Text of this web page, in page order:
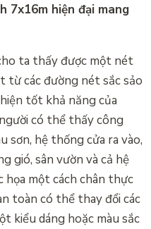
7x16m hiện đại mang
ta thấy được một nét
các đường nét sắc sảo
tốt khả năng của
có thể thấy công
hệ thống cửa ra vào,
gió, sân vườn và cả hệ
họa một cách chân thực
toàn có thể thay đổi các
kiểu dáng hoặc màu sắc